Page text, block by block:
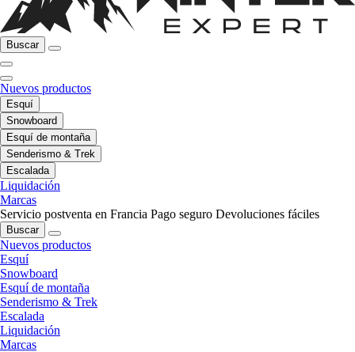
Buscar
Nuevos productos
Esquí
Snowboard
Esquí de montaña
Senderismo & Trek
Escalada
Liquidación
Marcas
Servicio postventa en Francia Pago seguro Devoluciones fáciles
Buscar
Nuevos productos
Esquí
Snowboard
Esquí de montaña
Senderismo & Trek
Escalada
Liquidación
Marcas